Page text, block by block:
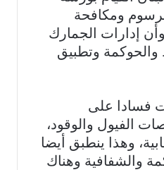
ومكافحة
إدارات الجمارك
والحوكمة وتطبيق
فسادا على
الفيول والوقود،
وهذا ينطبق أيضا
والشفافية وهناك